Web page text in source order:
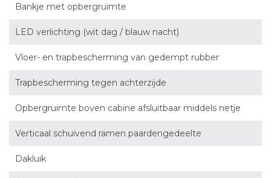
Bankje met opbergruimte
LED verlichting (wit dag / blauw nacht)
Vloer- en trapbescherming van gedempt rubber
Trapbescherming tegen achterzijde
Opbergruimte boven cabine afsluitbaar middels netje
Verticaal schuivend ramen paardengedeelte
Dakluik